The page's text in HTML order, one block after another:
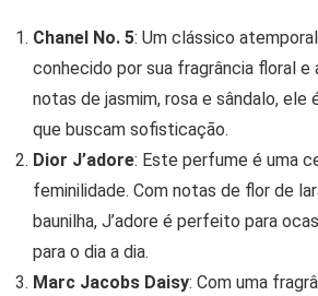
Chanel No. 5: Um clássico
conhecido por sua fragrância floral e
notas de jasmim, rosa e sândalo, ele
que buscam sofisticação.
Dior J’adore: Este perfume é uma
feminilidade. Com notas de flor de
baunilha, J’adore é perfeito para
para o dia a dia.
Marc Jacobs Daisy: Com uma